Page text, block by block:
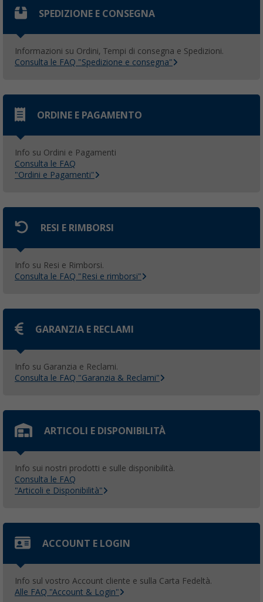
SPEDIZIONE E CONSEGNA
Informazioni su Ordini, Tempi di consegna e Spedizioni.
Consulta le FAQ "Spedizione e consegna"
ORDINE E PAGAMENTO
Info su Ordini e Pagamenti
Consulta le FAQ
"Ordini e Pagamenti"
RESI E RIMBORSI
Info su Resi e Rimborsi.
Consulta le FAQ "Resi e rimborsi"
GARANZIA E RECLAMI
Info su Garanzia e Reclami.
Consulta le FAQ "Garanzia & Reclami"
ARTICOLI E DISPONIBILITÀ
Info sui nostri prodotti e sulle disponibilità.
Consulta le FAQ
"Articoli e Disponibilità"
ACCOUNT E LOGIN
Info sul vostro Account cliente e sulla Carta Fedeltà.
Alle FAQ "Account & Login"